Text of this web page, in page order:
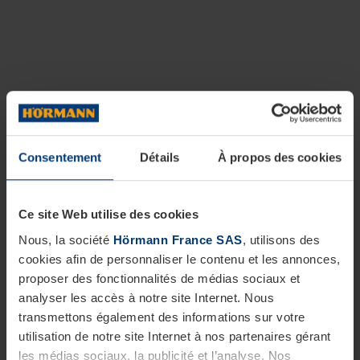
Consentement Détails À propos des cookies
Ce site Web utilise des cookies
Nous, la société Hörmann France SAS, utilisons des
cookies afin de personnaliser le contenu et les annonces,
proposer des fonctionnalités de médias sociaux et
analyser les accès à notre site Internet. Nous
transmettons également des informations sur votre
utilisation de notre site Internet à nos partenaires gérant
les médias sociaux, la publicité et l’analyse. Nos